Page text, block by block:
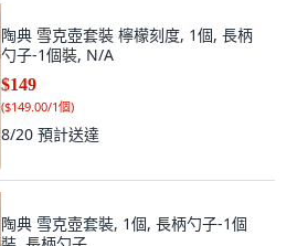
陶典 雪克壺套裝 檸檬刻度, 1個, 長柄
勺子-1個裝, N/A
$149
($149.00/1個)
8/20 預計送達
陶典 雪克壺套裝, 1個, 長柄勺子-1個